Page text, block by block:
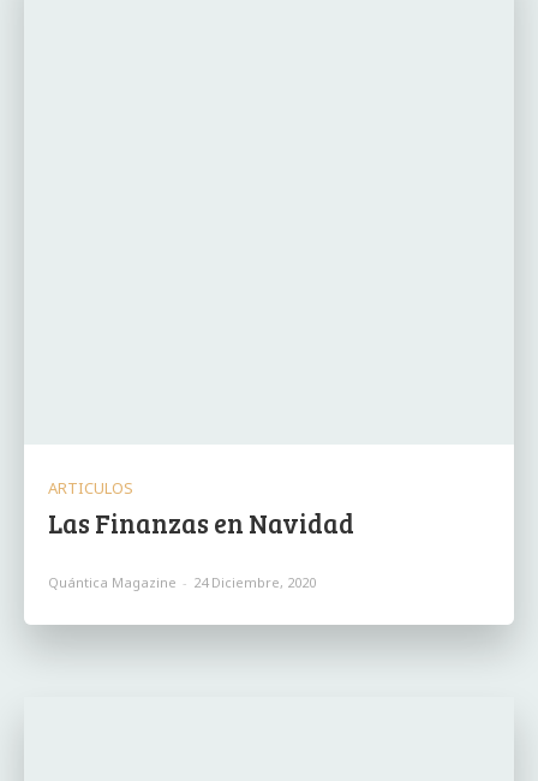
ARTICULOS
Las Finanzas en Navidad
Quántica Magazine - 24 Diciembre, 2020